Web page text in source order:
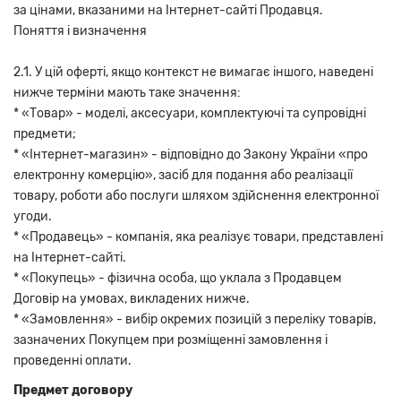
за цінами, вказаними на Інтернет-сайті Продавця.
Поняття і визначення
2.1. У цій оферті, якщо контекст не вимагає іншого, наведені
нижче терміни мають таке значення:
* «Товар» - моделі, аксесуари, комплектуючі та супровідні
предмети;
* «Інтернет-магазин» - відповідно до Закону України «про
електронну комерцію», засіб для подання або реалізації
товару, роботи або послуги шляхом здійснення електронної
угоди.
* «Продавець» - компанія, яка реалізує товари, представлені
на Інтернет-сайті.
* «Покупець» - фізична особа, що уклала з Продавцем
Договір на умовах, викладених нижче.
* «Замовлення» - вибір окремих позицій з переліку товарів,
зазначених Покупцем при розміщенні замовлення і
проведенні оплати.
Предмет договору